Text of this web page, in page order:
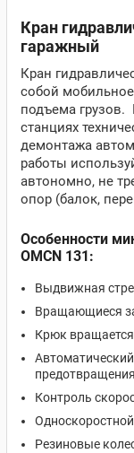
Кран
гаражный
Кран
собой
подъема
станциях
демонтажа
работы
автономно, не
опор (балок,
Особенности
OMCN 131:
Выдвижная
Вращающиеся
Крюк вращается
Контроль
Резиновые